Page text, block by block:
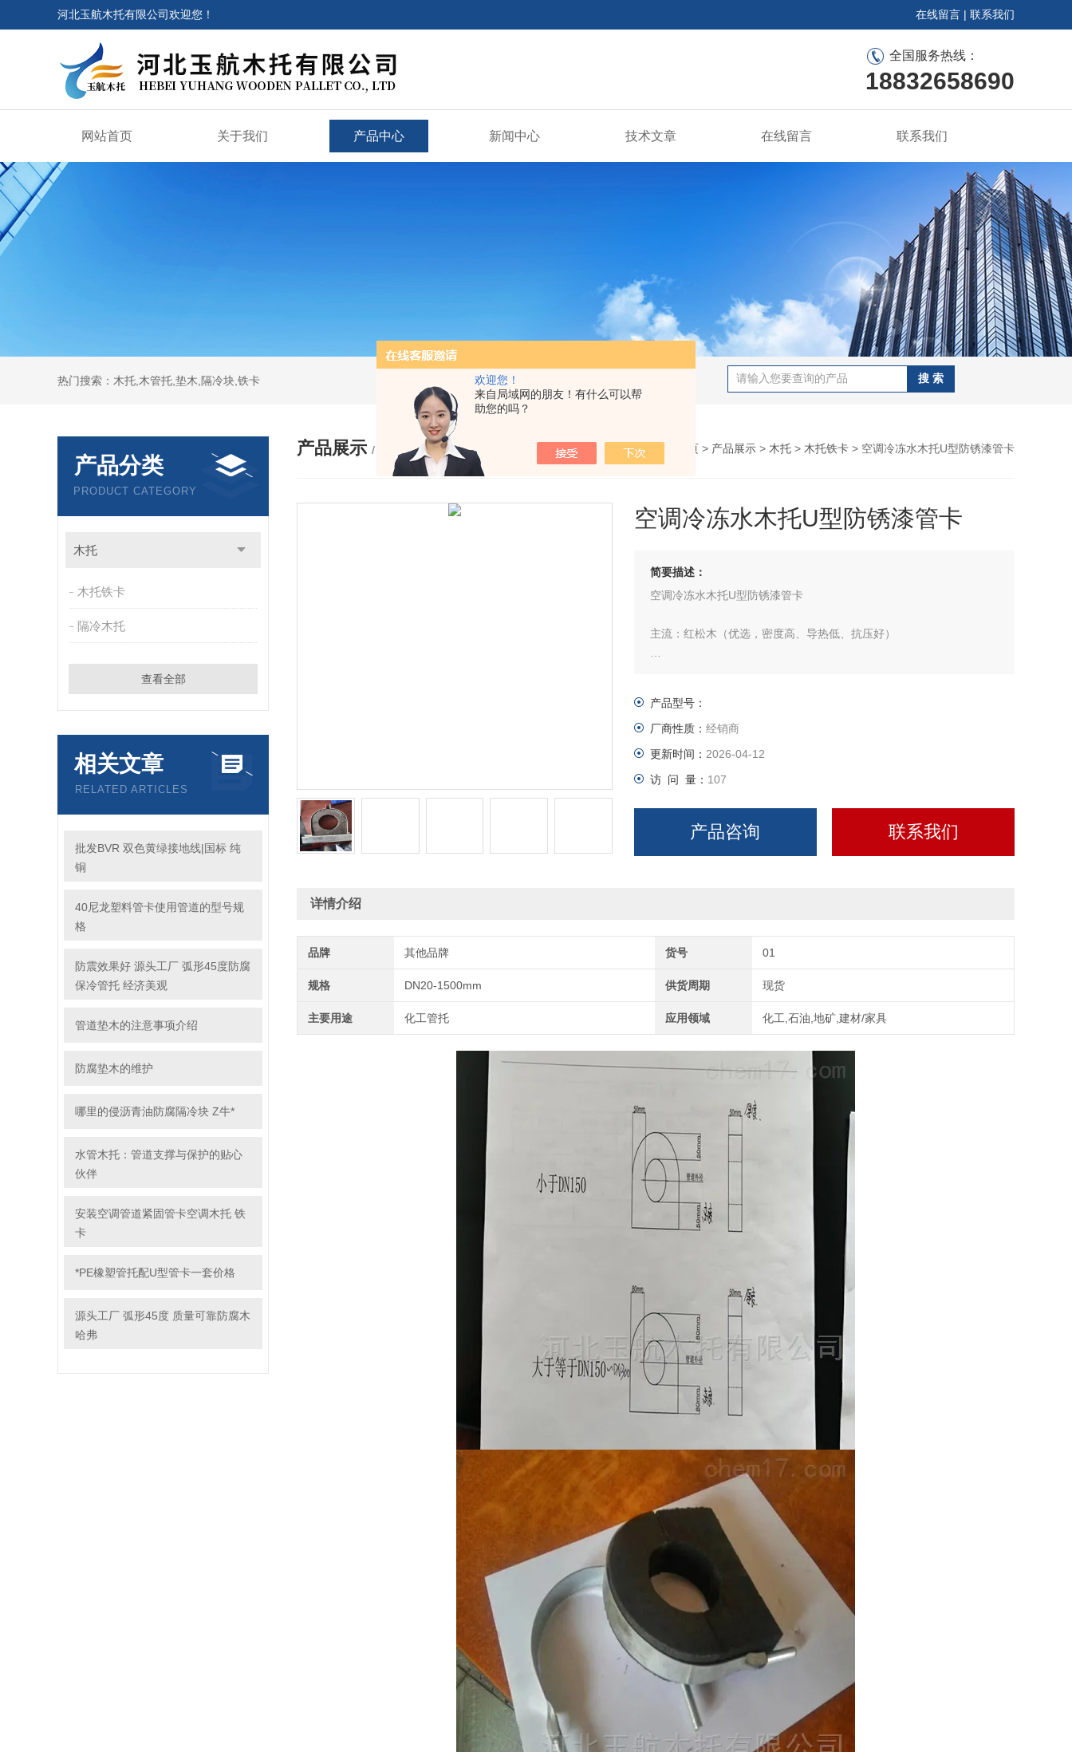
欢迎您！
来自局域网的朋友！有什么可以帮
助您的吗？
河北玉航木托有限公司欢迎您！ 在线留言 | 联系我们
全国服务热线：
18832658690
网站首页 关于我们 产品中心 新闻中心 技术文章 在线留言 联系我们
热门搜索：木托,木管托,垫木,隔冷块,铁卡
产品分类
PRODUCT CATEGORY
木托
木托铁卡
隔冷木托
查看全部
相关文章
RELATED ARTICLES
批发BVR 双色黄绿接地线|国标 纯
铜
40尼龙塑料管卡使用管道的型号规
格
防震效果好 源头工厂 弧形45度防腐
保冷管托 经济美观
管道垫木的注意事项介绍
防腐垫木的维护
哪里的侵沥青油防腐隔冷块 Z牛*
水管木托：管道支撑与保护的贴心
伙伴
安装空调管道紧固管卡空调木托 铁
卡
*PE橡塑管托配U型管卡一套价格
源头工厂 弧形45度 质量可靠防腐木
哈弗
产品展示 / PRODUCTS 您的位置： 网站首页 > 产品展示 > 木托 > 木托铁卡 > 空调冷冻水木托U型防锈漆管卡
空调冷冻水木托U型防锈漆管卡
简要描述：
空调冷冻水木托U型防锈漆管卡
主流：红松木（优选，密度高、导热低、抗压好）
防腐处理
沥青漆深度浸泡（2-3 次，≥8 小时），防腐深度≥5mm
含水率≤12%，防水、防霉、防蛀、防开裂
结构形式
规格（常用）
管径：DN20~DN150（可定制至 DN1500
产品型号：
厂商性质： 经销商
更新时间： 2026-04-12
访 问 量： 107
产品咨询 联系我们
详情介绍
品牌 其他品牌 货号 01
规格 DN20-1500mm 供货周期 现货
主要用途 化工管托 应用领域 化工,石油,地矿,建材/家具